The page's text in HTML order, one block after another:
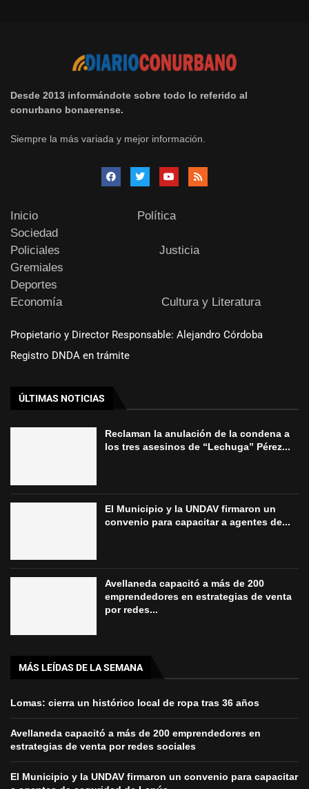
Desde 2013 informándote sobre todo lo referido al
conurbano bonaerense.
Siempre la más variada y mejor información.
Inicio
Política
Sociedad
Policiales
Justicia
Gremiales
Deportes
Economía
Cultura y Literatura
Propietario y Director Responsable: Alejandro Córdoba
Registro DNDA en trámite
ÚLTIMAS NOTICIAS
Reclaman la anulación de la condena a
los tres asesinos de “Lechuga” Pérez...
El Municipio y la UNDAV firmaron un
convenio para capacitar a agentes de...
Avellaneda capacitó a más de 200
emprendedores en estrategias de venta
por redes...
MÁS LEÍDAS DE LA SEMANA
Lomas: cierra un histórico local de ropa tras 36 años
Avellaneda capacitó a más de 200 emprendedores en
estrategias de venta por redes sociales
El Municipio y la UNDAV firmaron un convenio para capacitar